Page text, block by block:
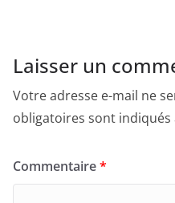
Laisser un
Votre adresse e-mail ne
obligatoires sont indiqués
Commentaire*